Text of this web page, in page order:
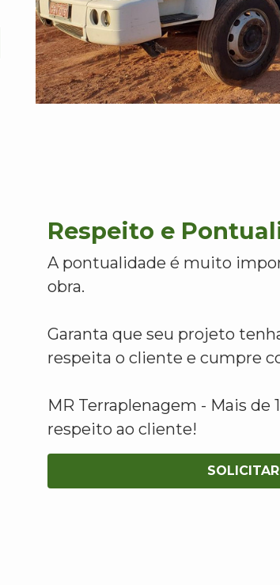
Respeito e
A pontualidade é muito
obra.
Garanta que seu projeto
respeita o cliente e cumpre
MR Terraplenagem - Mais de
respeito ao cliente!